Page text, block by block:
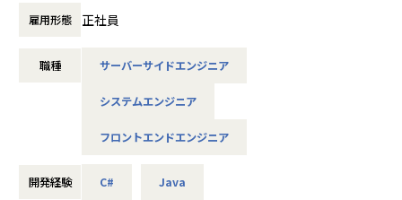
それらに適切に対応しながら、さらなる成長を目指していく
フェーズの事業です。
▽導入事例１：
削減」と「業務の効率化」2つの課題を同時に解決！ 』アッ
https://www.hacobell.com/case_studies/v5ayh8ubqo7
広い領域での業務となります。
案件により要件定義からテストまで実施するプロジェクト
の中で主に設計や構築・実装を担っていただきます。
・要件定義、基本設計
・技術検証、技術ブログ執筆、セミナーやイベントでの登壇
雇用形態 正社員
職種 サーバーサイドエンジニア
システムエンジニア
フロントエンドエンジニア
開発経験 C# Java